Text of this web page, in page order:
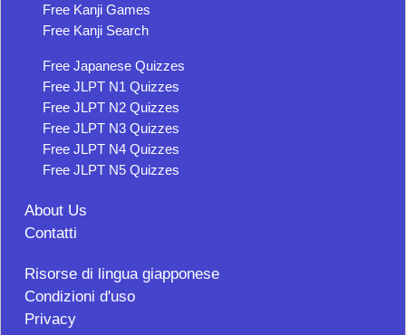
Free Kanji Games
Free Kanji Search
Free Japanese Quizzes
Free JLPT N1 Quizzes
Free JLPT N2 Quizzes
Free JLPT N3 Quizzes
Free JLPT N4 Quizzes
Free JLPT N5 Quizzes
About Us
Contatti
Risorse di lingua giapponese
Condizioni d'uso
Privacy